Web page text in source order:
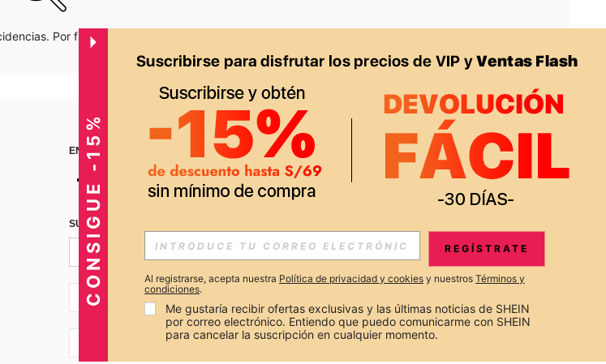
Por favor inténtalo de nuevo.
ENCUÉNTRANOS EN APP
SUSCRÍBETE PARA RECIBIR OFERTAS EXCLUSIVAS, PROMOCIONES Y NOTICIAS DE SHEIN
Suscribir
PE + 51
CONSIGUE -15% REGÍSTRATE
Al registrarse, acepta nuestra Política de privacidad y cookies y nuestros Términos y
condiciones.
Me gustaría recibir ofertas exclusivas y las últimas noticias de SHEIN
por correo electrónico. Entiendo que puedo comunicarme con SHEIN
para cancelar la suscripción en cualquier momento.